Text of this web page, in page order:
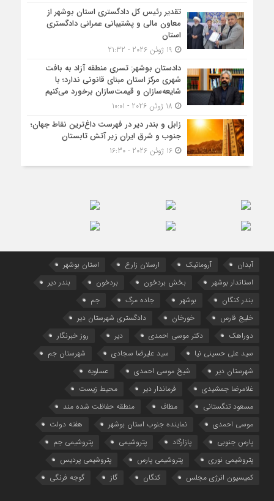
تقدیر رئیس کل دادگستری استان بوشهر از
معاون مالی و پشتیبانی عمرانی دادگستری
استان
دادستان بوشهر: تسری منطقه آزاد به بافت
شهری مرکز استان مبنای قانونی ندارد؛ با
شایعه‌سازان و قیمت‌سازان برخورد می‌کنیم
زابل و بندر دیر در فهرست داغ‌ترین نقاط جهان؛
جنوب و شرق ایران زیر آتش تابستان
16 ژوئن 2026 - 16:30
آبدان آروماتیک ارسلان زارع
استان بوشهر
استاندار بوشهر
بخش بردخون بردخون
بندر دیر
بندر کنگان
بوشهر جاده مرگ
جم
خلیج فارس
خورخان
دادگستری شهرستان دیر
دوراهک
دکتر موسی احمدی دیر
روز خبرنگار
سید علی حسینی نیا
سید علیرضا سجادی
شهرستان جم
شهرستان دیر
شیخ موسی احمدی
عسلویه
غلامرضا جمشیدی
فرماندار دیر
محیط زیست
مسعود تنگستانی
مطاف
منطقه حفاظت شده مند
موسی احمدی
نماینده جنوب استان بوشهر
هفته دولت
پارس جنوبی
پازارگاد پتروشیمی
پتروشیمی جم
پتروشیمی نوری
پتروشیمی پارس
پتروشیمی پردیس
کمیسیون انرژی مجلس
کنگان گاز گوجه فرنگی